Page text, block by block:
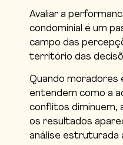
Avaliar a
condominial é um
campo das
território das
Quando moradores
entendem como a
conflitos diminuem,
os resultados
análise estruturada